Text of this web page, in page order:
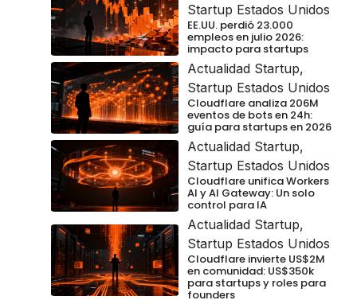
Startup Estados Unidos
EE.UU. perdió 23.000
empleos en julio 2026:
impacto para startups
Actualidad Startup,
Startup Estados Unidos
Cloudflare analiza 206M
eventos de bots en 24h:
guía para startups en 2026
Actualidad Startup,
Startup Estados Unidos
Cloudflare unifica Workers
AI y AI Gateway: Un solo
control para IA
Actualidad Startup,
Startup Estados Unidos
Cloudflare invierte US$2M
en comunidad: US$350k
para startups y roles para
founders